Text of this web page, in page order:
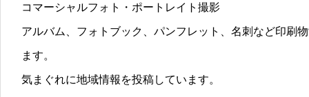
コマーシャルフォト・ポートレイト撮影
アルバム、フォトブック、パンフレット、名刺など印刷
ます。
気まぐれに地域情報を投稿しています。